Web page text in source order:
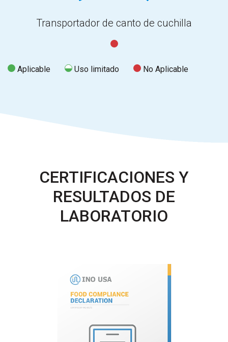
Transportador de canto de cuchilla
Aplicable Uso limitado No Aplicable
CERTIFICACIONES Y
RESULTADOS DE
LABORATORIO